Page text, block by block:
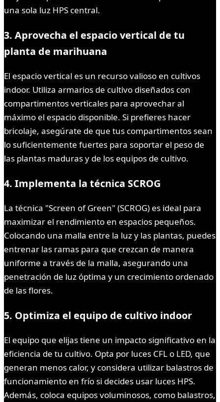
una sola luz HPS central.
3. Aprovecha el espacio vertical de tu
planta de marihuana
El espacio vertical es un recurso valioso en cultivos
indoor. Utiliza armarios de cultivo diseñados con
compartimentos verticales para aprovechar al
máximo el espacio disponible. Si prefieres hacer
bricolaje, asegúrate de que tus compartimentos sean
lo suficientemente fuertes para soportar el peso de
las plantas maduras y de los equipos de cultivo.
4. Implementa la técnica SCROG
La técnica "Screen of Green" (SCROG) es ideal para
maximizar el rendimiento en espacios pequeños.
Colocando una malla entre la luz y las plantas, puedes
entrenar las ramas para que crezcan de manera
uniforme a través de la malla, asegurando una
penetración de luz óptima y un crecimiento ordenado
de las flores.
5. Optimiza el equipo de cultivo indoor
El equipo que elijas tiene un impacto significativo en la
eficiencia de tu cultivo. Opta por luces CFL o LED, que
generan menos calor, y considera utilizar balastros de
funcionamiento en frío si decides usar luces HPS.
Además, coloca equipos voluminosos, como balastros,